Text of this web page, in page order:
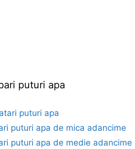
puturi apa
puturi apa
puturi apa de mica adancime
puturi apa de medie adancime